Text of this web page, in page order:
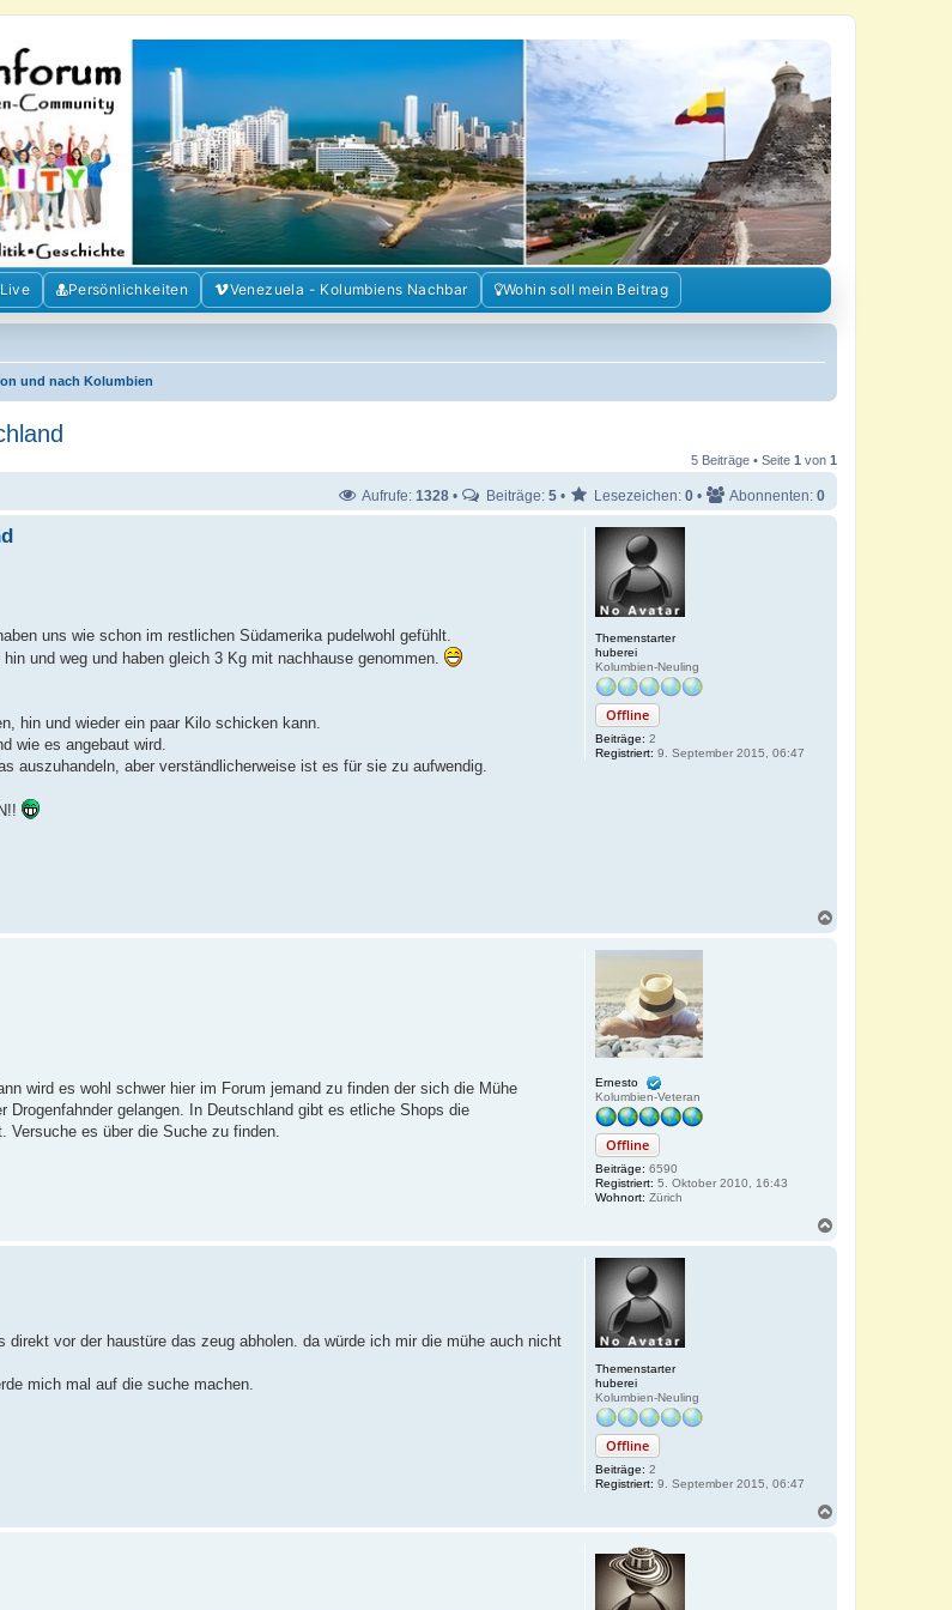
Kolumbiens
Erfahrungen und Gemeinschaft im Kolumbienforum
Persönlichkeiten Venezuela - Kolumbiens Nachbar Wohin soll mein Beitrag
und nach Kolumbien
5 Beiträge • Seite 1 von 1
Aufrufe: 1328 • Beiträge: 5 • Lesezeichen: 0 • Abonnenten: 0
Themenstarter
huberei
Kolumbien-Neuling
Offline
Beiträge: 2
Registriert: 9. September 2015, 06:47
uns wie schon im restlichen Südamerika pudelwohl gefühlt.
und weg und haben gleich 3 Kg mit nachhause genommen.
hin und wieder ein paar Kilo schicken kann.
wie es angebaut wird.
auszuhandeln, aber verständlicherweise ist es für sie zu aufwendig.
Ernesto
Kolumbien-Veteran
Offline
Beiträge: 6590
Registriert: 5. Oktober 2010, 16:43
Wohnort: Zürich
wird es wohl schwer hier im Forum jemand zu finden der sich die Mühe
gelangen. In Deutschland gibt es etliche Shops die
Versuche es über die Suche zu finden.
Themenstarter
huberei
Kolumbien-Neuling
Offline
Beiträge: 2
Registriert: 9. September 2015, 06:47
vor der haustüre das zeug abholen. da würde ich mir die mühe auch nicht
mich mal auf die suche machen.